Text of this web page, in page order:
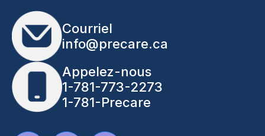
Courriel
info@precare.ca
Appelez-nous
1-781-773-2273
1-781-Precare